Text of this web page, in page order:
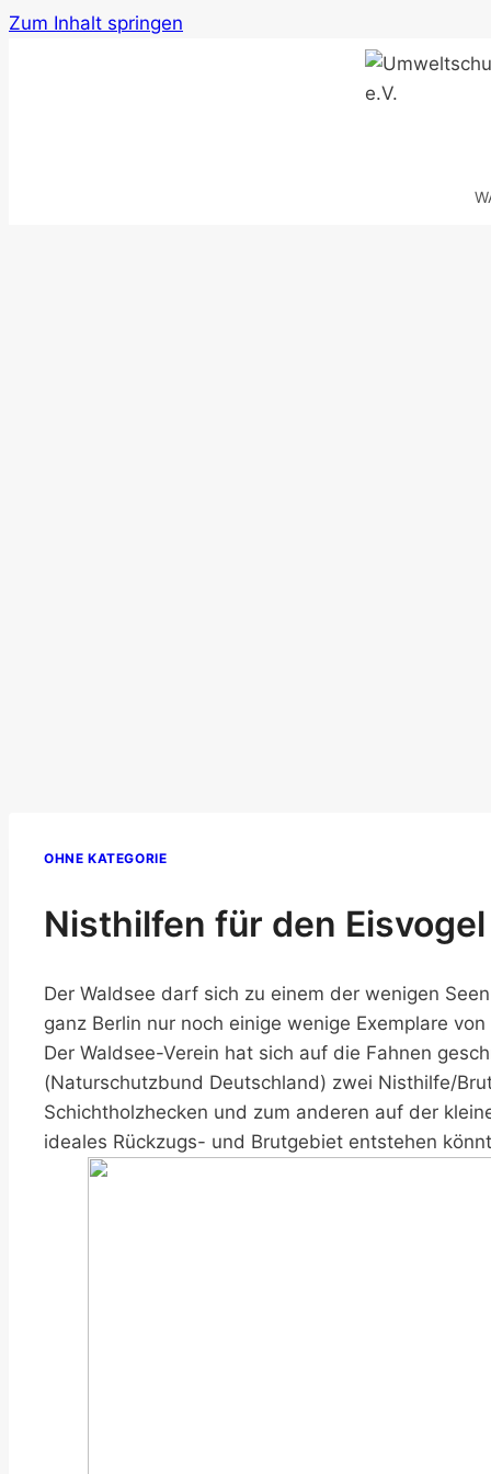
Zum Inhalt springen
OHNE KATEGORIE
Nisthilfen für den Eisvogel
Der Waldsee darf sich zu einem der wenigen
ganz Berlin nur noch einige wenige Exemplare
Der Waldsee-Verein hat sich auf die Fahnen
(Naturschutzbund Deutschland) zwei Nisthilfe/
Schichtholzhecken und zum anderen auf der
ideales Rückzugs- und Brutgebiet entstehen